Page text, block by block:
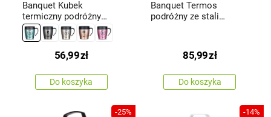
Banquet Kubek
termiczny podróżny
TAZZA 330 ml,zielono-
szary
56,99zł
Do koszyka
Banquet Termos
podróżny ze stali
85,99zł
Do koszyka
-25% -14%